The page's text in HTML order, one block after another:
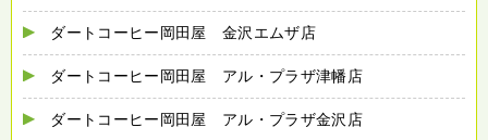
ダートコーヒー岡田屋 金沢エムザ店
ダートコーヒー岡田屋 アル・プラザ津幡店
ダートコーヒー岡田屋 アル・プラザ金沢店